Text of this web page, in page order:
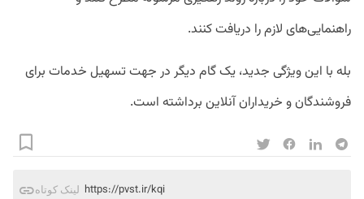
راهنمایی‌های لازم را دریافت کنند.
بله با این ویژگی جدید، یک گام دیگر در جهت تسهیل خدمات برای
فروشندگان و خریداران آنلاین برداشته است.
لینک کوتاه https://pvst.ir/kqi